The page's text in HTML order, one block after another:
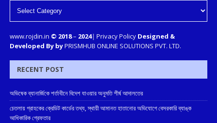
www.rojdin.in © 2018– 2024| Privacy Policy Designed &
Developed By byPRISMHUB ONLINE SOLUTIONS PVT. LTD.
RECENT POST
অভিষেক ব্যানার্জিকে শর্তাধীনে বিদেশ যাওয়ার অনুমতি শীর্ষ আদালতের
চেতলায় গ্রাহকের ক্রেডিট কার্ডের তথ্য, স্থায়ী আমানত হাতানোর অভিযোগে বেসরকারি ব্যাঙ্ক
আধিকারিক গ্রেফতার